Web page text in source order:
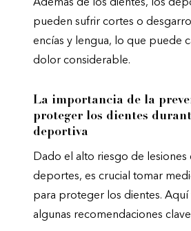
Además de los dientes, los
pueden sufrir cortes o
encías y lengua, lo que puede
dolor considerable.
La importancia de la
proteger los dientes
deportiva
Dado el alto riesgo de lesiones
deportes, es crucial tomar
para proteger los dientes. Aquí
algunas recomendaciones